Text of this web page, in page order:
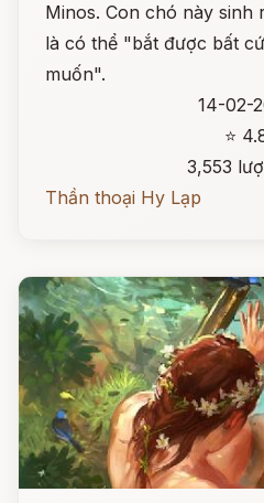
Minos. Con chó này sinh
là có thể "bắt được bất
muốn".
14-02-
⭐
3,553
Thần thoại Hy Lạp